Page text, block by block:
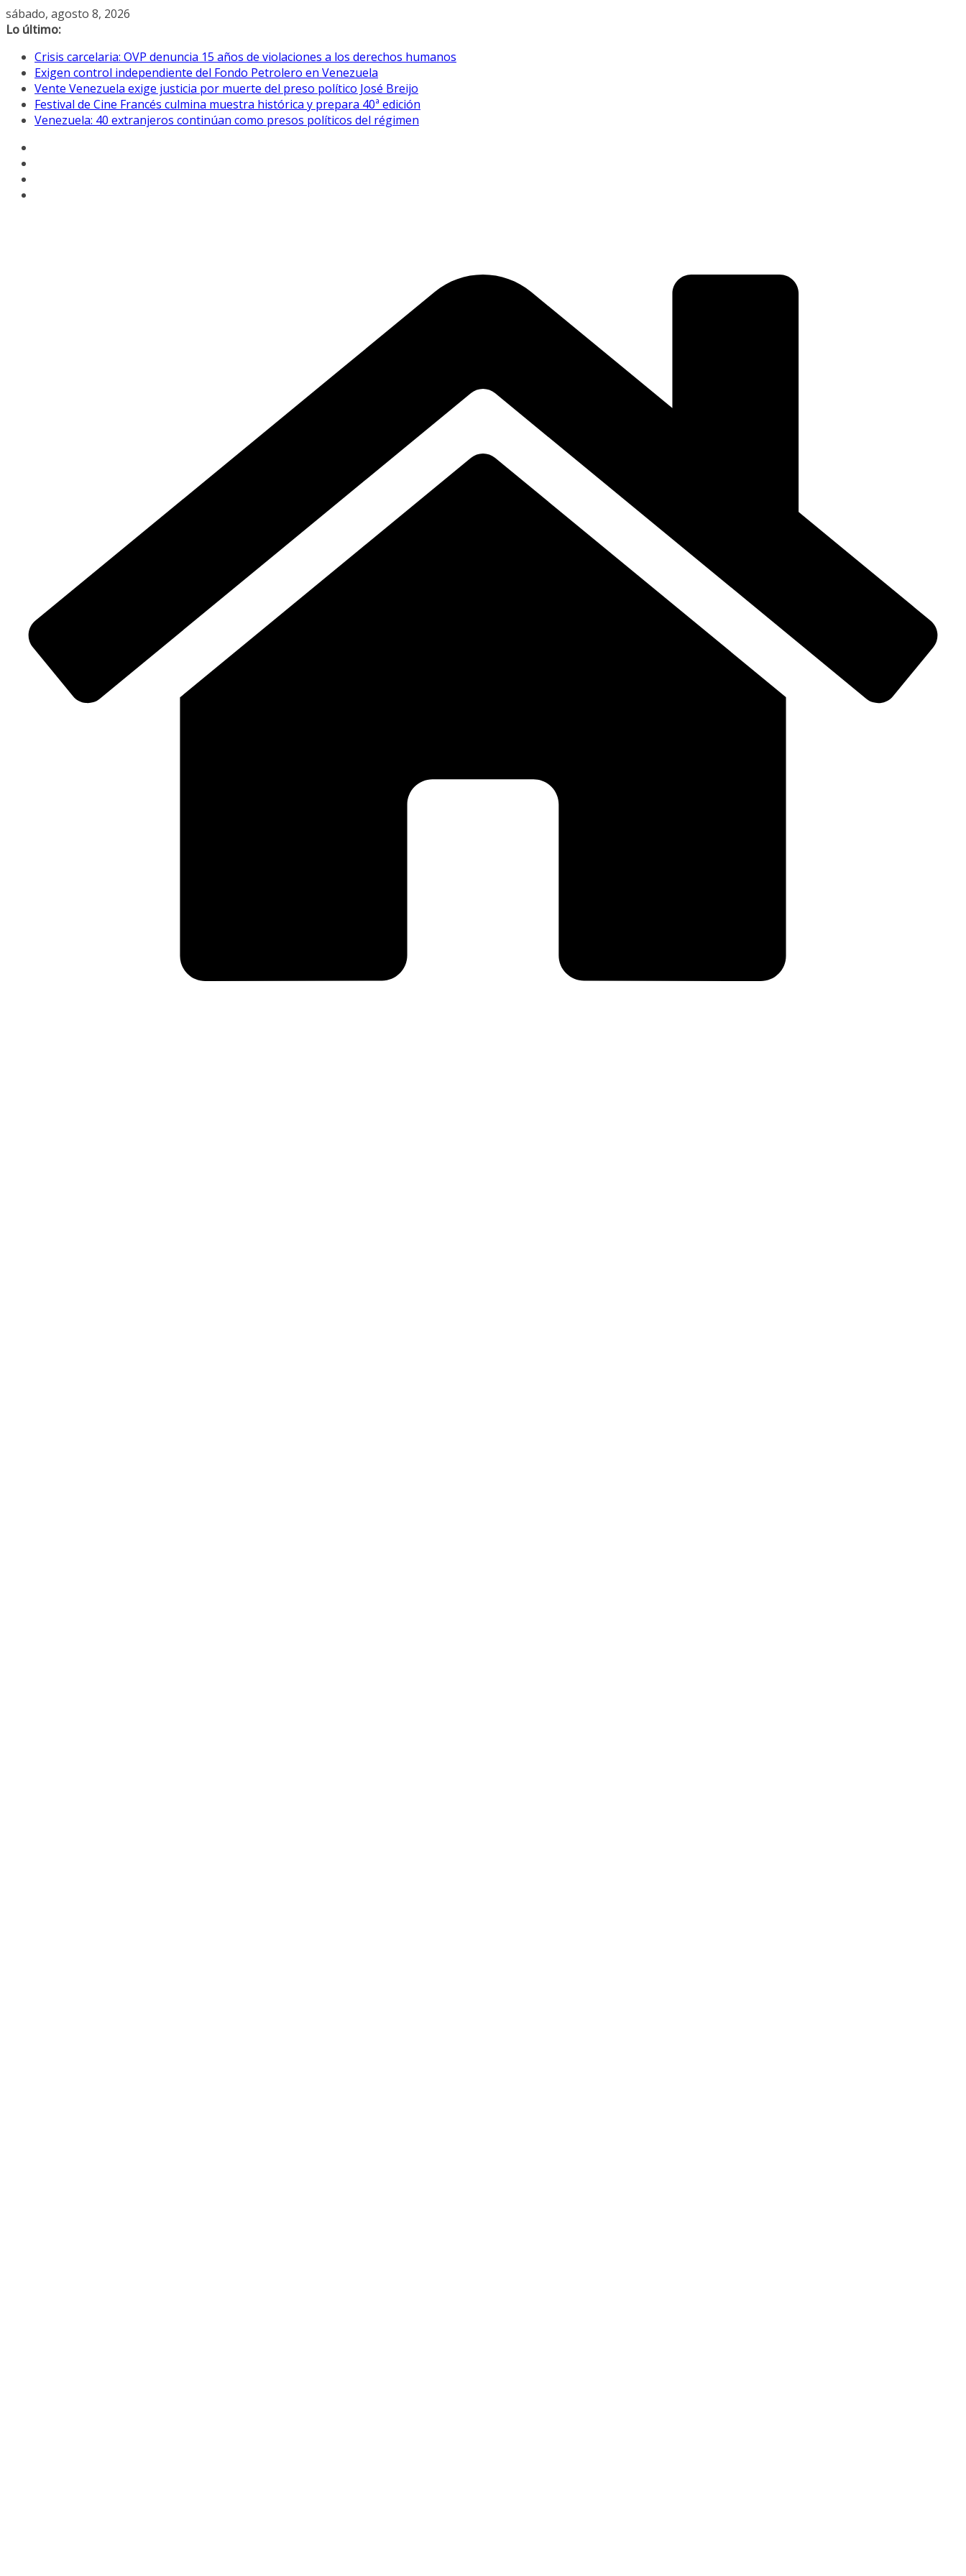
Saltar
al
sábado, agosto 8, 2026
Lo último:
Crisis carcelaria: OVP denuncia 15 años de violaciones a los derechos humanos
Exigen control independiente del Fondo Petrolero en Venezuela
Vente Venezuela exige justicia por muerte del preso político José Breijo
Festival de Cine Francés culmina muestra histórica y prepara 40ª edición
Venezuela: 40 extranjeros continúan como presos políticos del régimen